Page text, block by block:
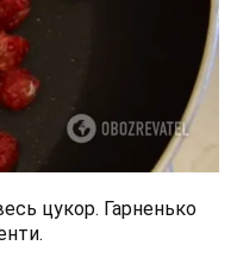
цукор. Гарненько